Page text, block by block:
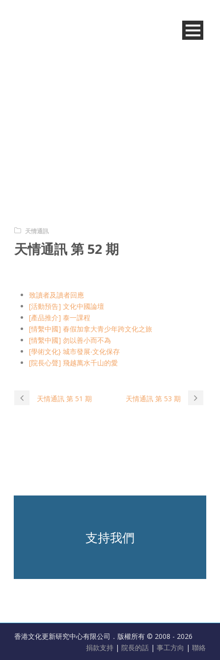
天情通訊
天情通訊 第 52 期
致讀者及讀者回應
[活動預告] 文化中國論壇
[產品推介] 泰一課程
[情繫中國] 春假加拿大青少年跨文化之旅
[情繫中國] 勿以善小而不為
[學術文化} 城市發展‧文化保存
[院長心聲] 飛越萬水千山的愛
天情通訊 第 51 期 天情通訊 第 53 期
支持我們
香港文化更新研究中心有限公司．版權所有 © 2008 - 2026
捐款支持 | 院長的話 | 事工方向 | 聯絡